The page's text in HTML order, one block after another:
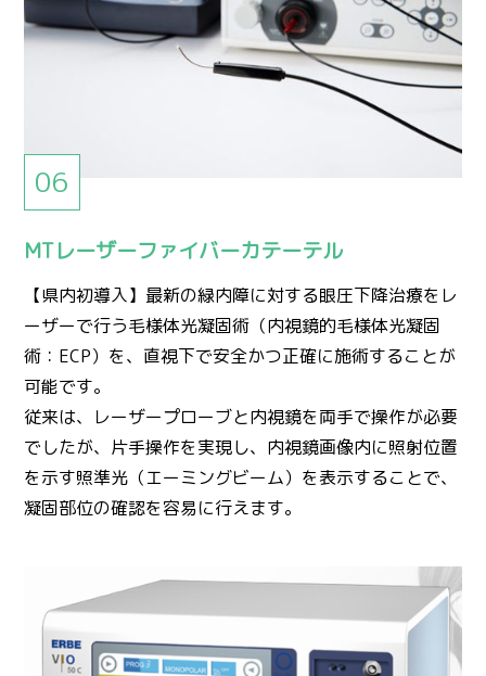
MTレーザーファイバーカテーテル
【県内初導入】最新の緑内障に対する眼圧下降治療をレ
ーザーで行う毛様体光凝固術（内視鏡的毛様体光凝固
術：ECP）を、直視下で安全かつ正確に施術することが
可能です。
従来は、レーザープローブと内視鏡を両手で操作が必要
でしたが、片手操作を実現し、内視鏡画像内に照射位置
を示す照準光（エーミングビーム）を表示することで、
凝固部位の確認を容易に行えます。